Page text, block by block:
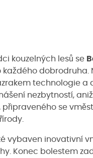
kouzelných lesů se
každého
technologie a
nezbytností,
připraveného se
vybaven inovativní
Konec bolestem